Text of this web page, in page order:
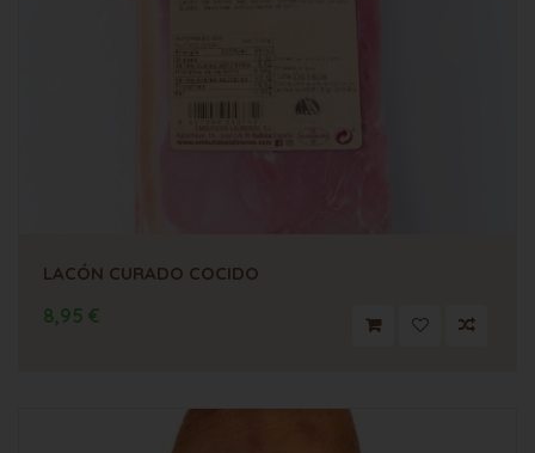
LACÓN CURADO COCIDO
8,95 €